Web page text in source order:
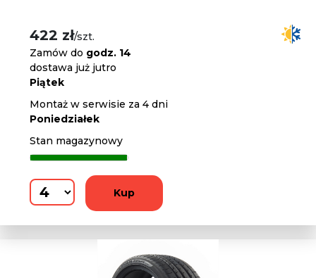
422 zł/szt.
Zamów do godz. 14
dostawa już jutro
Piątek
Montaż w serwisie za 4 dni
Poniedziałek
Stan magazynowy
Kup